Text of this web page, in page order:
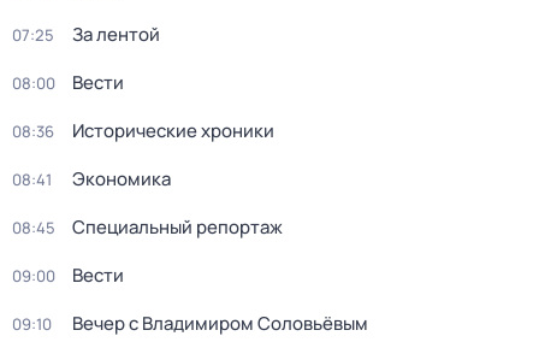
07:25 За лентой
08:00 Вести
08:36 Исторические хроники
08:41 Экономика
08:45 Специальный репортаж
09:00 Вести
09:10 Вечер с Владимиром Соловьёвым